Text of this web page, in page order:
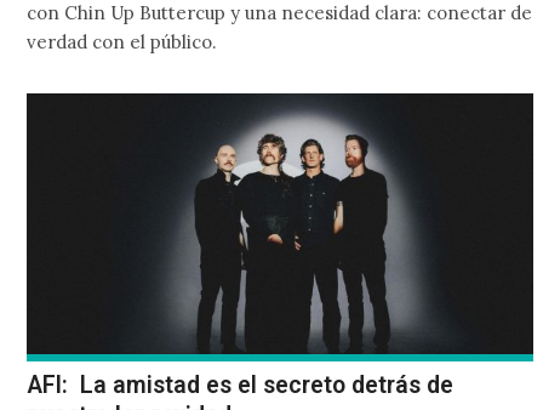
con Chin Up Buttercup y una necesidad clara: conectar de
verdad con el público.
AFI: La amistad es el secreto detrás de